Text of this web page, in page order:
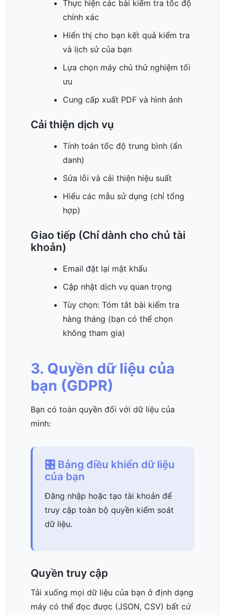
Thực hiện các bài kiểm tra tốc độ
chính xác
Hiển thị cho bạn kết quả kiểm tra
và lịch sử của bạn
Lựa chọn máy chủ thử nghiệm tối
ưu
Cung cấp xuất PDF và hình ảnh
Cải thiện dịch vụ
Tính toán tốc độ trung bình (ẩn
danh)
Sửa lỗi và cải thiện hiệu suất
Hiểu các mẫu sử dụng (chỉ tổng
hợp)
Giao tiếp (Chỉ dành cho chủ tài
khoản)
Email đặt lại mật khẩu
Cập nhật dịch vụ quan trọng
Tùy chọn: Tóm tắt bài kiểm tra
hàng tháng (bạn có thể chọn
không tham gia)
3. Quyền dữ liệu của
bạn (GDPR)
Bạn có toàn quyền đối với dữ liệu của
mình:
🎛️ Bảng điều khiển dữ liệu
của bạn
Đăng nhập hoặc tạo tài khoản để
truy cập toàn bộ quyền kiểm soát
dữ liệu.
Quyền truy cập
Tải xuống mọi dữ liệu của bạn ở định dạng
máy có thể đọc được (JSON, CSV) bất cứ